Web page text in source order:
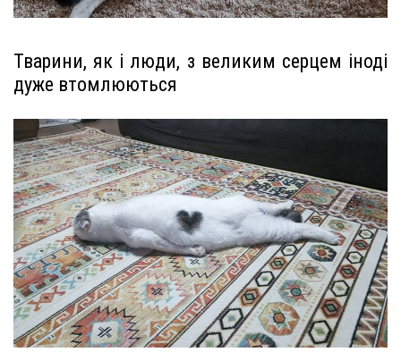
Тварини, як і люди, з великим серцем іноді
дуже втомлюються